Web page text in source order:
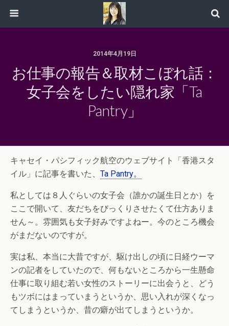
2014年4月19日
お仕事の報告＆取材こぼれ話：
女子会をしたい隠れ家「Ta
Pantry」
キャセイ・パシフィック航空のウェブサイト「香港スタ
イル」に記事を書いた、 Ta Pantry。
私としては８人ぐらいの女子会（誰かの誕生日とか）を
ここで開いて、友だちをびっくりさせたくて仕方ありま
せん～。雰囲気も女子好みですよねー。今のところ機会
がまだないのですが。
実は私、本当に大昔ですが、駆け出しの頃に日経ウーマ
ンの記者をしていたので、何もないところから一生懸命
仕事に取り組む若い女性のストーリーに出会うと、どう
もツボにはまっていまうというか、思い入れが深くなっ
てしまうというか、昔の癖が出てしまうというか。